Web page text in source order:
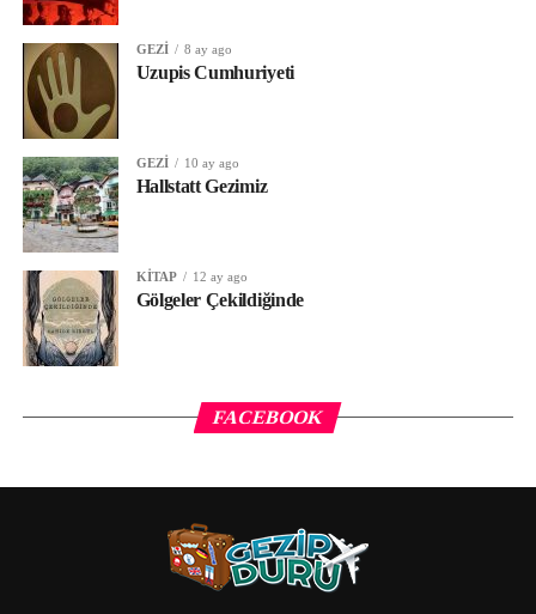
GEZI 8 ay ago
Uzupis Cumhuriyeti
GEZI 10 ay ago
Hallstatt Gezimiz
KITAP 12 ay ago
Gölgeler Çekildiğinde
FACEBOOK